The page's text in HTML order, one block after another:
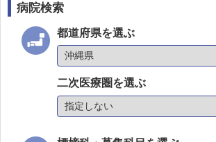
病院検索
都道府県を選ぶ
二次医療圏を選ぶ